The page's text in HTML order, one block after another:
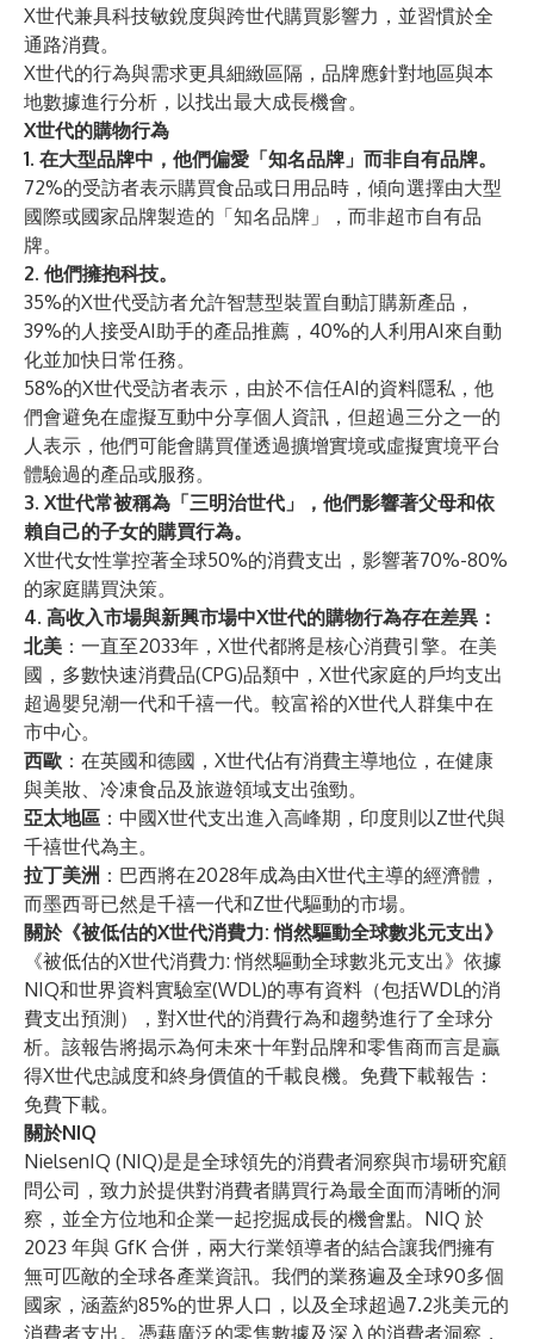
X世代兼具科技敏銳度與跨世代購買影響力，並習慣於全
通路消費。
X世代的行為與需求更具細緻區隔，品牌應針對地區與本
地數據進行分析，以找出最大成長機會。
X世代的購物行為
1. 在大型品牌中，他們偏愛「知名品牌」而非自有品牌。
72%的受訪者表示購買食品或日用品時，傾向選擇由大型
國際或國家品牌製造的「知名品牌」，而非超市自有品
牌。
2. 他們擁抱科技。
35%的X世代受訪者允許智慧型裝置自動訂購新產品，
39%的人接受AI助手的產品推薦，40%的人利用AI來自動
化並加快日常任務。
58%的X世代受訪者表示，由於不信任AI的資料隱私，他
們會避免在虛擬互動中分享個人資訊，但超過三分之一的
人表示，他們可能會購買僅透過擴增實境或虛擬實境平台
體驗過的產品或服務。
3. X世代常被稱為「三明治世代」，他們影響著父母和依
賴自己的子女的購買行為。
X世代女性掌控著全球50%的消費支出，影響著70%-80%
的家庭購買決策。
4. 高收入市場與新興市場中X世代的購物行為存在差異：
北美 ：一直至2033年，X世代都將是核心消費引擎。在美
國，多數快速消費品(CPG)品類中，X世代家庭的戶均支出
超過嬰兒潮一代和千禧一代。較富裕的X世代人群集中在
市中心。
西歐 ：在英國和德國，X世代佔有消費主導地位，在健康
與美妝、冷凍食品及旅遊領域支出強勁。
亞太地區 ：中國X世代支出進入高峰期，印度則以Z世代與
千禧世代為主。
拉丁美洲 ：巴西將在2028年成為由X世代主導的經濟體，
而墨西哥已然是千禧一代和Z世代驅動的市場。
關於《被低估的X世代消費力: 悄然驅動全球數兆元支出》
《被低估的X世代消費力: 悄然驅動全球數兆元支出》依據
NIQ和世界資料實驗室(WDL)的專有資料（包括WDL的消
費支出預測），對X世代的消費行為和趨勢進行了全球分
析。該報告將揭示為何未來十年對品牌和零售商而言是贏
得X世代忠誠度和終身價值的千載良機。免費下載報告：
免費下載。
關於NIQ
NielsenIQ (NIQ)是是全球領先的消費者洞察與市場研究顧
問公司，致力於提供對消費者購買行為最全面而清晰的洞
察，並全方位地和企業一起挖掘成長的機會點。NIQ 於
2023 年與 GfK 合併，兩大行業領導者的結合讓我們擁有
無可匹敵的全球各產業資訊。我們的業務遍及全球90多個
國家，涵蓋約85%的世界人口，以及全球超過7.2兆美元的
消費者支出。憑藉廣泛的零售數據及深入的消費者洞察，